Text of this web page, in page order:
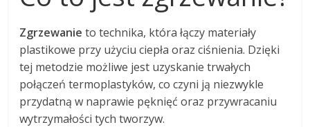
Zgrzewanie to technika, która łączy materiały
plastikowe przy użyciu ciepła oraz ciśnienia. Dzięki
tej metodzie możliwe jest uzyskanie trwałych
połączeń termoplastyków, co czyni ją niezwykle
przydatną w naprawie pęknięć oraz przywracaniu
wytrzymałości tych tworzyw.